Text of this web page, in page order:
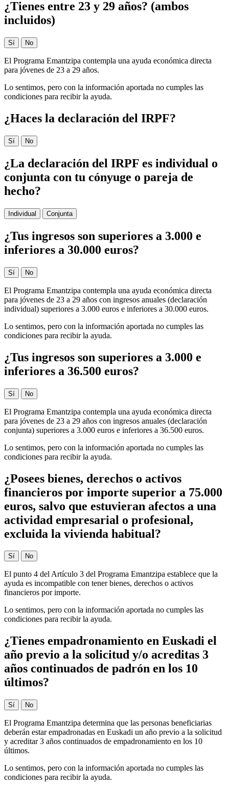
¿Tienes entre 23 y 29 años? (ambos
incluidos)
Sí No
El Programa Emantzipa contempla una ayuda económica directa
para jóvenes de 23 a 29 años.
Lo sentimos, pero con la información aportada no cumples las
condiciones para recibir la ayuda.
¿Haces la declaración del IRPF?
Sí No
¿La declaración del IRPF es individual o
conjunta con tu cónyuge o pareja de
hecho?
Individual Conjunta
¿Tus ingresos son superiores a 3.000 e
inferiores a 30.000 euros?
Sí No
El Programa Emantzipa contempla una ayuda económica directa
para jóvenes de 23 a 29 años con ingresos anuales (declaración
individual) superiores a 3.000 euros e inferiores a 30.000 euros.
Lo sentimos, pero con la información aportada no cumples las
condiciones para recibir la ayuda.
¿Tus ingresos son superiores a 3.000 e
inferiores a 36.500 euros?
Sí No
El Programa Emantzipa contempla una ayuda económica directa
para jóvenes de 23 a 29 años con ingresos anuales (declaración
conjunta) superiores a 3.000 euros e inferiores a 36.500 euros.
Lo sentimos, pero con la información aportada no cumples las
condiciones para recibir la ayuda.
¿Posees bienes, derechos o activos
financieros por importe superior a 75.000
euros, salvo que estuvieran afectos a una
actividad empresarial o profesional,
excluida la vivienda habitual?
Sí No
El punto 4 del Artículo 3 del Programa Emantzipa establece que la
ayuda es incompatible con tener bienes, derechos o activos
financieros por importe.
Lo sentimos, pero con la información aportada no cumples las
condiciones para recibir la ayuda.
¿Tienes empadronamiento en Euskadi el
año previo a la solicitud y/o acreditas 3
años continuados de padrón en los 10
últimos?
Sí No
El Programa Emantzipa determina que las personas beneficiarias
deberán estar empadronadas en Euskadi un año previo a la solicitud
y acreditar 3 años continuados de empadronamiento en los 10
últimos.
Lo sentimos, pero con la información aportada no cumples las
condiciones para recibir la ayuda.